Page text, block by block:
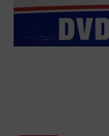
Санкерамика